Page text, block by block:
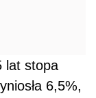
lat stopa
6,5%,